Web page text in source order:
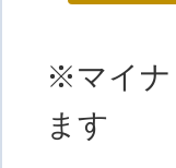
※マイナ
ます